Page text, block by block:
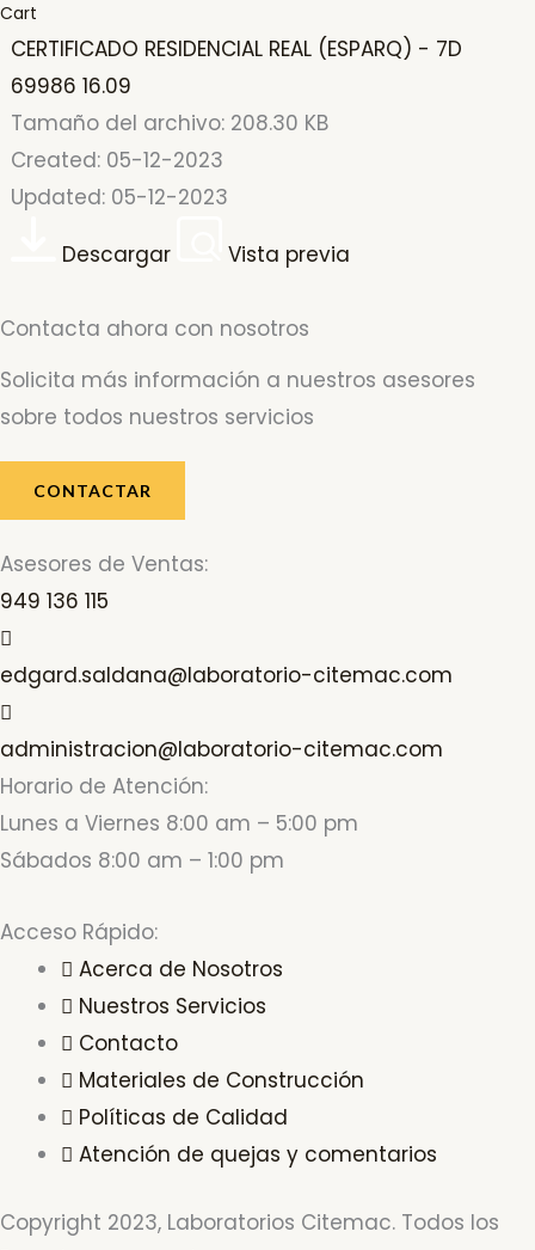
Cart
CERTIFICADO RESIDENCIAL REAL (ESPARQ) - 7D
69986 16.09
Tamaño del archivo: 208.30 KB
Created: 05-12-2023
Updated: 05-12-2023
Descargar
Vista previa
Contacta ahora con nosotros
Solicita más información a nuestros asesores
sobre todos nuestros servicios
CONTACTAR
Asesores de Ventas:
949 136 115
edgard.saldana@laboratorio-citemac.com
administracion@laboratorio-citemac.com
Horario de Atención:
Lunes a Viernes 8:00 am – 5:00 pm
Sábados 8:00 am – 1:00 pm
Acceso Rápido:
Acerca de Nosotros
Nuestros Servicios
Contacto
Materiales de Construcción
Políticas de Calidad
Atención de quejas y comentarios
Copyright 2023, Laboratorios Citemac. Todos los